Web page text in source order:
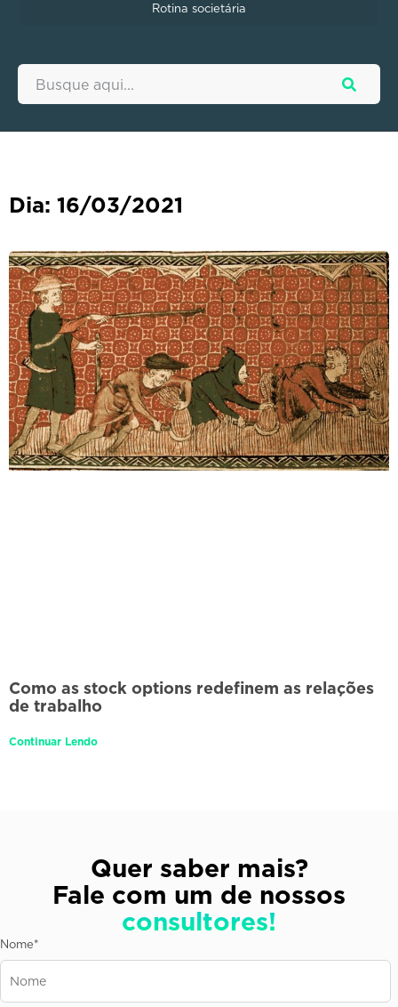
Rotina societária
Dia: 16/03/2021
Como as stock options redefinem as relações
de trabalho
Continuar Lendo
Quer saber mais?
Fale com um de nossos
consultores!
Nome*